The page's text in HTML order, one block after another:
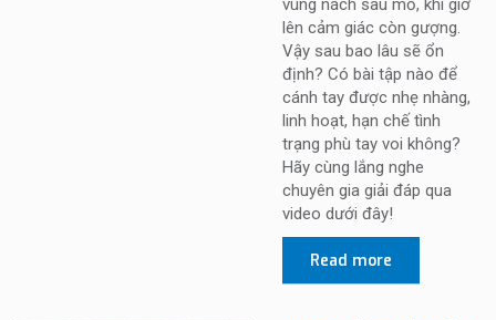
vùng nách sau mổ, khi giơ
lên cảm giác còn gượng.
Vậy sau bao lâu sẽ ổn
định? Có bài tập nào để
cánh tay được nhẹ nhàng,
linh hoạt, hạn chế tình
trạng phù tay voi không?
Hãy cùng lắng nghe
chuyên gia giải đáp qua
video dưới đây!
Read more